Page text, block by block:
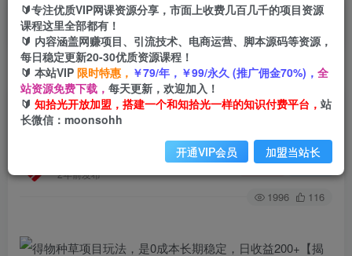
首页 创业课程 会员免费 正文
得物种草项目玩法，是0成本长期稳定，日收益
200+【揭秘】
2年前发布
关注 私信
1996 116
🔰专注优质VIP网课资源分享，市面上收费几百几千的项目资源
课程这里全部都有！
🔰 内容涵盖网赚项目、引流技术、电商运营、脚本源码等资源，
每日稳定更新20-30优质资源课程！
🔰 本站VIP 限时特惠， ￥79/年，￥99/永久 (推广佣金70%)， 全
站资源免费下载， 每天更新，欢迎加入！
🔰 知拾光开放加盟，搭建一个和知拾光一样的知识付费平台， 站
长微信：moonsohh
开通VIP会员 加盟当站长